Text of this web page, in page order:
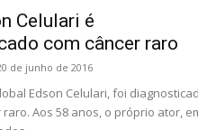
Celulari é
com câncer raro
de junho de 2016
Edson Celulari, foi
raro. Aos 58 anos, o próprio ator,